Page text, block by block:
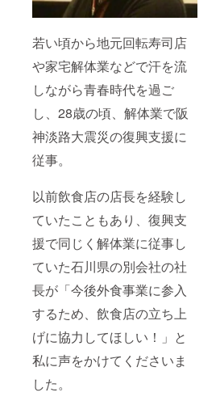
若い頃から地元回転寿司店
や家宅解体業などで汗を流
しながら青春時代を過ご
し、28歳の頃、解体業で阪
神淡路大震災の復興支援に
従事。
以前飲食店の店長を経験し
ていたこともあり、復興支
援で同じく解体業に従事し
ていた石川県の別会社の社
長が「今後外食事業に参入
するため、飲食店の立ち上
げに協力してほしい！」と
私に声をかけてくださいま
した。